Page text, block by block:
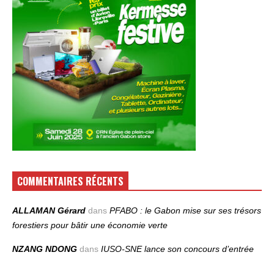
COMMENTAIRES RÉCENTS
ALLAMAN Gérard dans PFABO : le Gabon mise sur ses trésors
forestiers pour bâtir une économie verte
NZANG NDONG dans IUSO‑SNE lance son concours d’entrée